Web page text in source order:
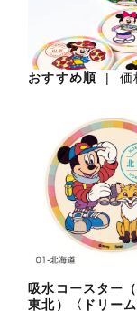
おすすめ順| 価
吸水コースター
東北）〈ドリー